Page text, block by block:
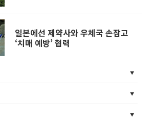
일본에선 제약사와 우체국 손잡고
‘치매 예방’ 협력